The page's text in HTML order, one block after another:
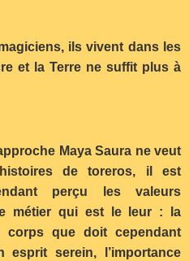
ils vivent dans les
et la Terre ne suffit plus à
Maya Saura ne veut
de toreros, il est
perçu les valeurs
métier qui est le leur : la
corps que doit cependant
esprit serein, l’importance